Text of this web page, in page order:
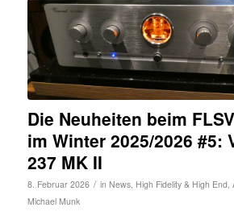
Die Neuheiten beim
im Winter 2025/2026 #5:
237 MK II
8. Februar 2026 / in News, High Fidelity & High End,
Michael Munk